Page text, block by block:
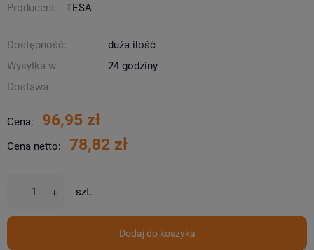
Producent: TESA
Dostępność:
duża ilość
Wysyłka w:
24 godziny
Dostawa:
Cena: 96,95 zł
Cena netto: 78,82 zł
- + szt.
Dodaj do koszyka